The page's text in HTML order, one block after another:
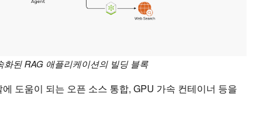
화된 RAG 애플리케이션의 빌딩 블록
도움이 되는 오픈 소스 통합, GPU 가속 컨테이너 등을